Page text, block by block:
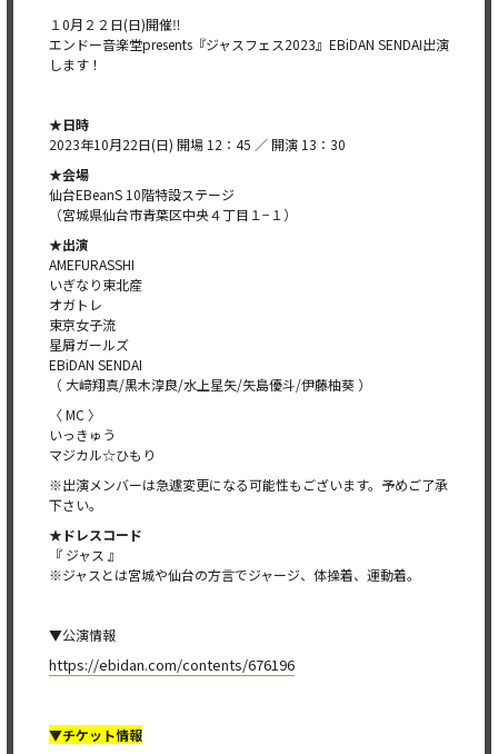
１0月２２日(日)開催‼︎
エンドー音楽堂presents『ジャスフェス2023』EBiDAN SENDAI出演
します！
★日時
2023年10月22日(日) 開場 12：45 ／ 開演 13：30
★会場
仙台EBeanS 10階特設ステージ
（宮城県仙台市青葉区中央４丁目１−１）
★出演
AMEFURASSHI
いぎなり東北産
オガトレ
東京女子流
星屑ガールズ
EBiDAN SENDAI
（ 大﨑翔真/黒木淳良/水上星矢/矢島優斗/伊藤柚葵 ）
〈 MC 〉
いっきゅう
マジカル☆ひもり
※出演メンバーは急遽変更になる可能性もございます。予めご了承
下さい。
★ドレスコード
『 ジャス 』
※ジャスとは宮城や仙台の方言でジャージ、体操着、運動着。
▼公演情報
https://ebidan.com/contents/676196
▼チケット情報